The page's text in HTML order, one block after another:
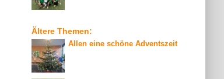
Ältere Themen:
Allen eine schöne Adventszeit